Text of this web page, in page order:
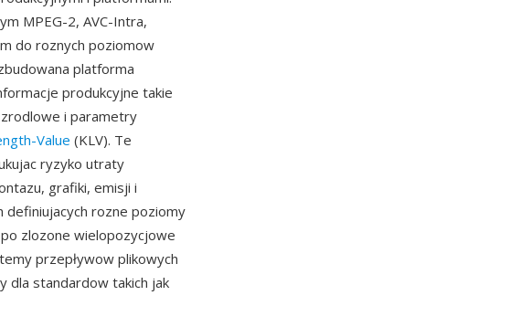
MPEG-2, AVC-Intra,
do roznych poziomow
platforma
produkcyjne takie
i parametry
Value (KLV). Te
ryzyko utraty
grafiki, emisji i
definiujacych rozne poziomy
zlozone wielopozycjowe
przepływow plikowych
dla standardow takich jak